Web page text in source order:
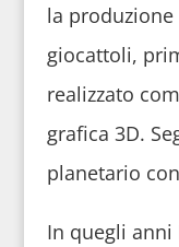
la produzione
giocattoli,
realizzato
grafica 3D.
planetario
In quegli anni